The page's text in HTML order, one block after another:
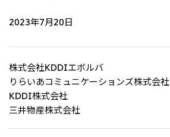
モロッコで、世界で、タン
パク質バリューチェーン
社長メッセージ
経営理念
リーダーシップチーム・役員一覧
国内・海外拠点
事業本部紹介
コーポレート・ガバナンス
リリース
What's New
重要なお知らせ
トピックス
2026年
2025年
2024年
サステナビリティ
トップ
トップコミットメント
投資家情報
2023年7月20日
株式会社KDDIエボルバ
りらいあコミュニケーションズ株式会社
KDDI株式会社
三井物産株式会社